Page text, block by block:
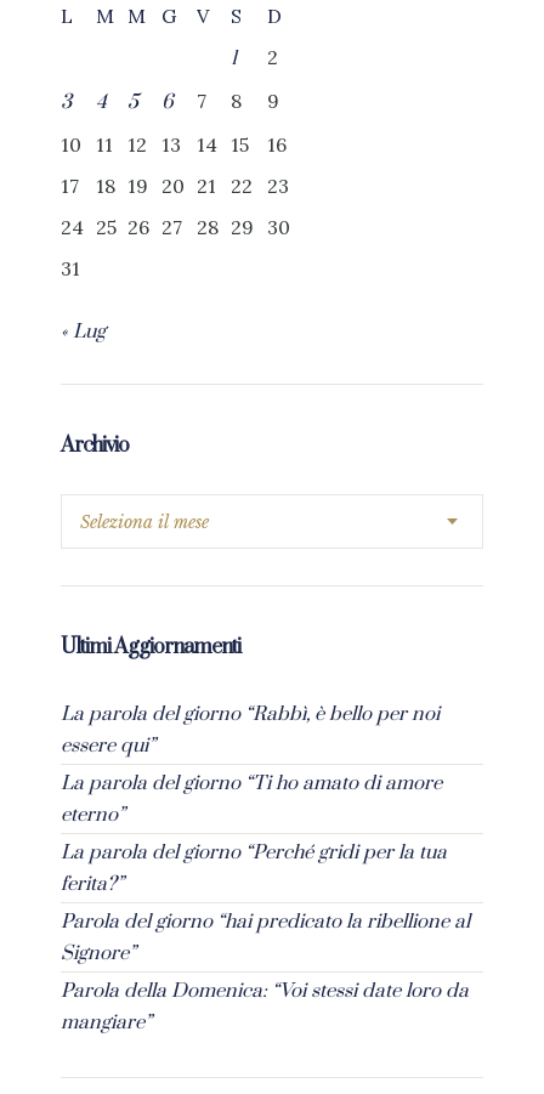
L
M M G V S
D
1
2
3
4 5 6 7 8
9
10
11 12 13 14 15
16
17
18 19 20 21 22
23
24 25 26 27 28 29
30
31
« Lug
Archivio
Ultimi Aggiornamenti
La parola del giorno “Rabbì, è bello per noi
essere qui”
La parola del giorno “Ti ho amato di amore
eterno”
La parola del giorno “Perché gridi per la tua
ferita?”
Parola del giorno “hai predicato la ribellione al
Signore”
Parola della Domenica: “Voi stessi date loro da
mangiare”